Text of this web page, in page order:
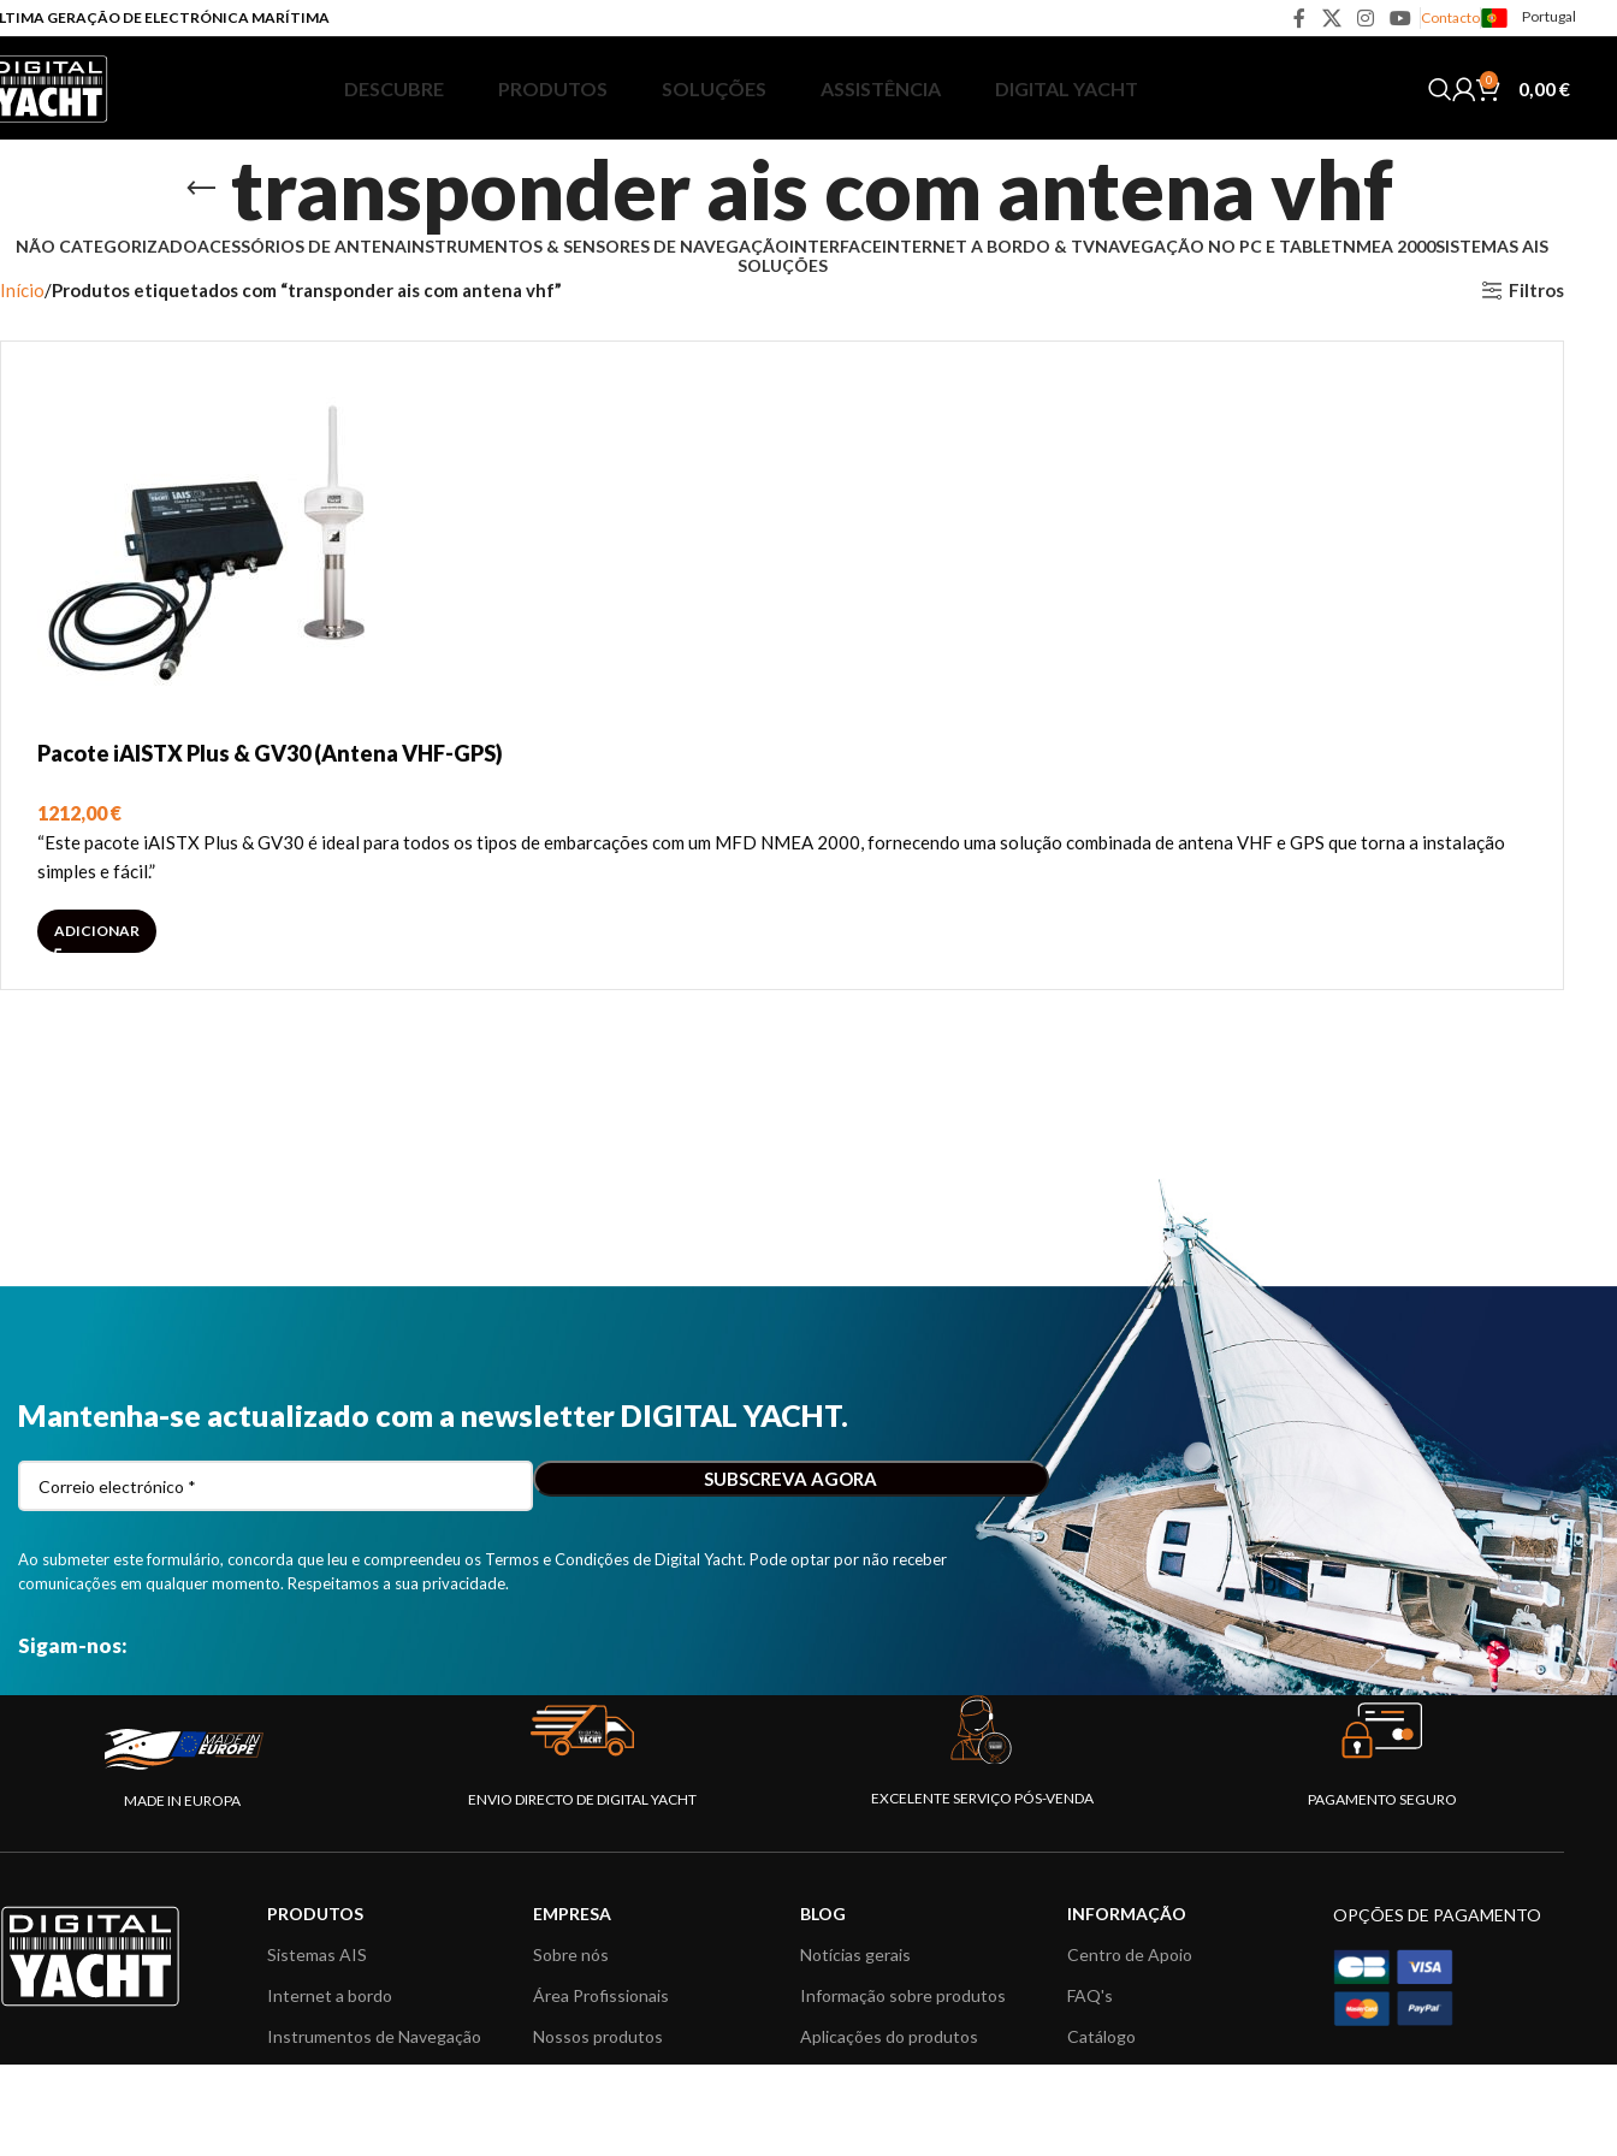
GERAÇÃO DE ELECTRÓNICA MARÍTIMA Contacto Portugal
DESCUBRE PRODUTOS SOLUÇÕES ASSISTÊNCIA DIGITAL YACHT 0 0,00€
transponder ais com antena vhf
NÃO CATEGORIZADOACESSÓRIOS DE ANTENAINSTRUMENTOS & SENSORES DE NAVEGAÇÃOINTERFACEINTERNET A BORDO & TVNAVEGAÇÃO NO PC E TABLETNMEA 2000SISTEMAS AIS
SOLUÇÕES
Início Produtos etiquetados com “transponder ais com antena vhf” Filtros
Pacote iAISTX Plus & GV30 (Antena VHF-GPS)
1212,00€
“Este pacote iAISTX Plus & GV30 é ideal para todos os tipos de embarcações com um MFD NMEA 2000, fornecendo uma solução combinada de antena VHF e GPS que torna a instalação
simples e fácil.”
ADICIONAR
Mantenha-se actualizado com a newsletter DIGITAL YACHT.
Ao submeter este formulário, concorda que leu e compreendeu os Termos e Condições de Digital Yacht. Pode optar por não receber
comunicações em qualquer momento. Respeitamos a sua privacidade.
Sigam-nos:
MADE IN EUROPA ENVIO DIRECTO DE DIGITAL YACHT EXCELENTE SERVIÇO PÓS-VENDA PAGAMENTO SEGURO
PRODUTOS
Sistemas AIS
Internet a bordo
Instrumentos de Navegação
EMPRESA
Sobre nós
Área Profissionais
Nossos produtos
BLOG
Notícias gerais
Informação sobre produtos
Aplicações do produtos
INFORMAÇÃO
Centro de Apoio
FAQ's
Catálogo
OPÇÕES DE PAGAMENTO